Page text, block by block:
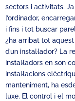
sectors i activitats.
l’ordinador,
i fins i tot buscar
¿ha arribat tot aquest
d’un instal·lador? La
instal·ladors en son
instal·lacions
manteniment, ha
luxe. El control i el